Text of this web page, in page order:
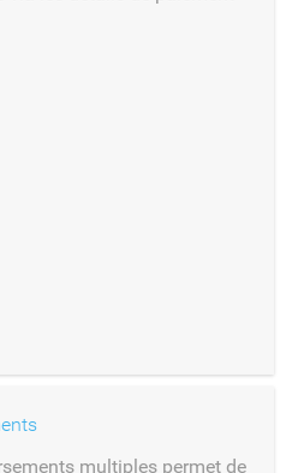
multiples permet de